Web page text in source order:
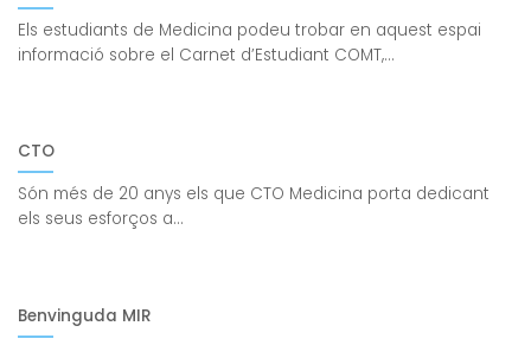
Els estudiants de Medicina podeu trobar en aquest espai
informació sobre el Carnet d’Estudiant COMT,...
CTO
Són més de 20 anys els que CTO Medicina porta dedicant
els seus esforços a...
Benvinguda MIR